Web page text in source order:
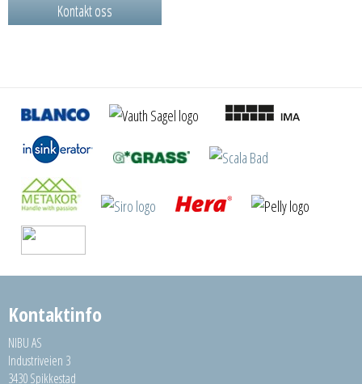
Kontakt oss
Kontaktinfo
NIBU AS
Industriveien 3
3430 Spikkestad